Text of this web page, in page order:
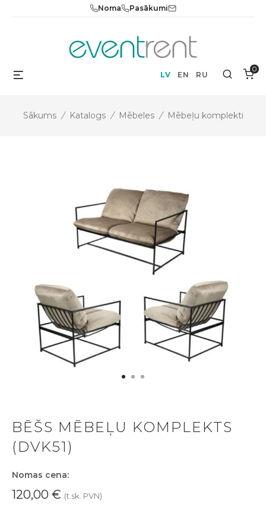
Noma Pasākumi
LV EN RU Search
0
Sākums / Katalogs / Mēbeles / Mēbeļu komplekti
BĒŠS MĒBEĻU KOMPLEKTS
(DVK51)
Nomas cena:
120,00 € (t.sk. PVN)